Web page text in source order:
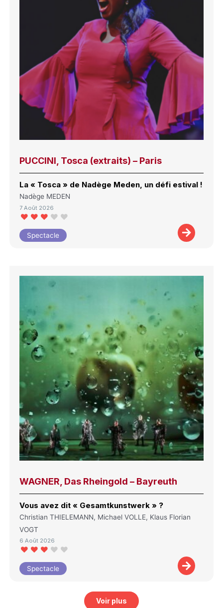
PUCCINI, Tosca (extraits) – Paris
La « Tosca » de Nadège Meden, un défi estival !
Nadège MEDEN
7 Août 2026
Spectacle
WAGNER, Das Rheingold – Bayreuth
Vous avez dit « Gesamtkunstwerk » ?
Christian THIELEMANN, Michael VOLLE, Klaus Florian
VOGT
6 Août 2026
Spectacle
Voir plus